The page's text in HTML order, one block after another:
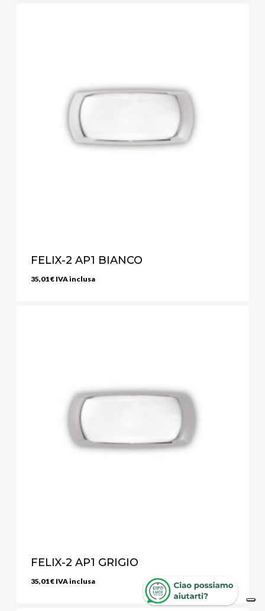
FELIX-2 AP1 BIANCO
35,01€ IVA inclusa
FELIX-2 AP1 GRIGIO
35,01€ IVA inclusa